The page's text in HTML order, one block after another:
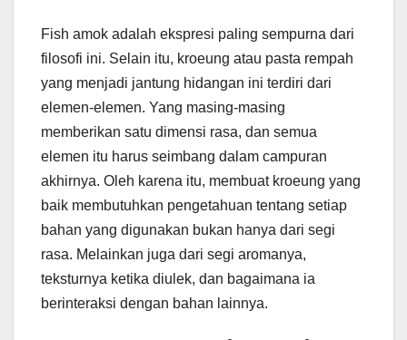
Fish amok adalah ekspresi paling sempurna dari
filosofi ini. Selain itu, kroeung atau pasta rempah
yang menjadi jantung hidangan ini terdiri dari
elemen-elemen. Yang masing-masing
memberikan satu dimensi rasa, dan semua
elemen itu harus seimbang dalam campuran
akhirnya. Oleh karena itu, membuat kroeung yang
baik membutuhkan pengetahuan tentang setiap
bahan yang digunakan bukan hanya dari segi
rasa. Melainkan juga dari segi aromanya,
teksturnya ketika diulek, dan bagaimana ia
berinteraksi dengan bahan lainnya.